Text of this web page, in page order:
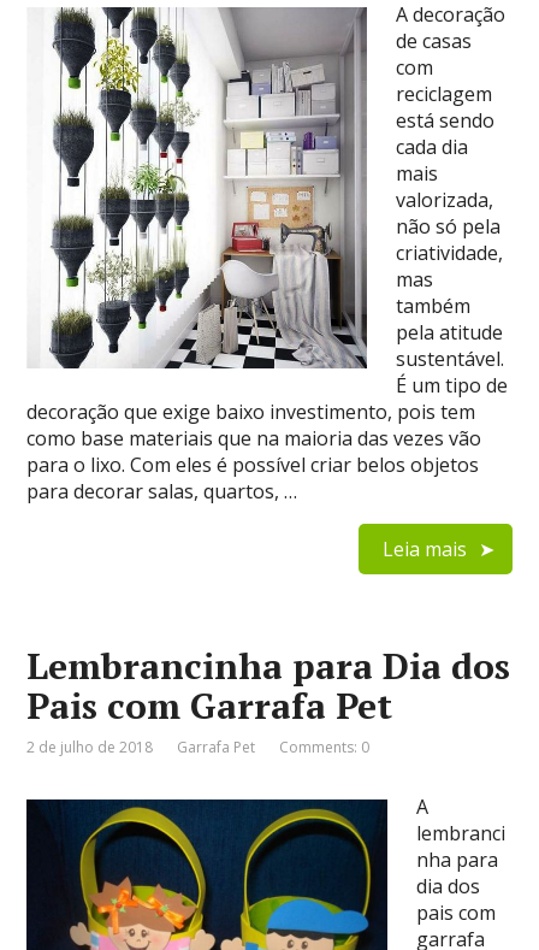
A decoração
de casas
com
reciclagem
está sendo
cada dia
mais
valorizada,
não só pela
criatividade,
mas
também
pela atitude
sustentável.
É um tipo de
decoração que exige baixo investimento, pois tem
como base materiais que na maioria das vezes vão
para o lixo. Com eles é possível criar belos objetos
para decorar salas, quartos, …
Leia mais
Lembrancinha para Dia dos
Pais com Garrafa Pet
2 de julho de 2018 Garrafa Pet Comments: 0
A
lembranci
nha para
dia dos
pais com
garrafa